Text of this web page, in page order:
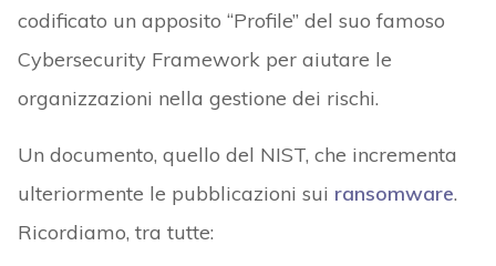
codificato un apposito “Profile” del suo famoso
Cybersecurity Framework per aiutare le
organizzazioni nella gestione dei rischi.
Un documento, quello del NIST, che incrementa
ulteriormente le pubblicazioni sui ransomware.
Ricordiamo, tra tutte: